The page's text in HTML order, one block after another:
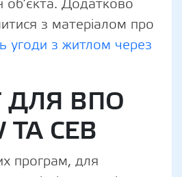
Додатково
з матеріалом про
угоди з житлом через
ДЛЯ ВПО
ТА СЕВ
програм, для